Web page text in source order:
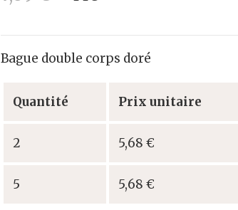
Bague double corps doré
Quantité Prix unitaire
2 5,68 €
5 5,68 €